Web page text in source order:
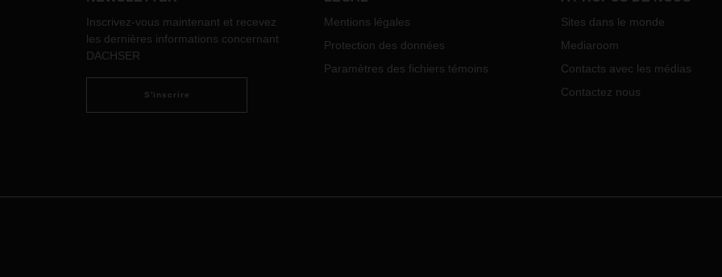
Inscrivez-vous maintenant et recevez
les dernières informations concernant
DACHSER
S'inscrire
Mentions légales
Protection des données
Paramètres des fichiers témoins
Sites dans le monde
Mediaroom
Contacts avec les médias
Contactez nous